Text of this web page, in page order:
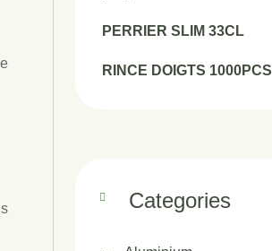
PERRIER SLIM 33CL
RINCE DOIGTS 1000PCS
Categories